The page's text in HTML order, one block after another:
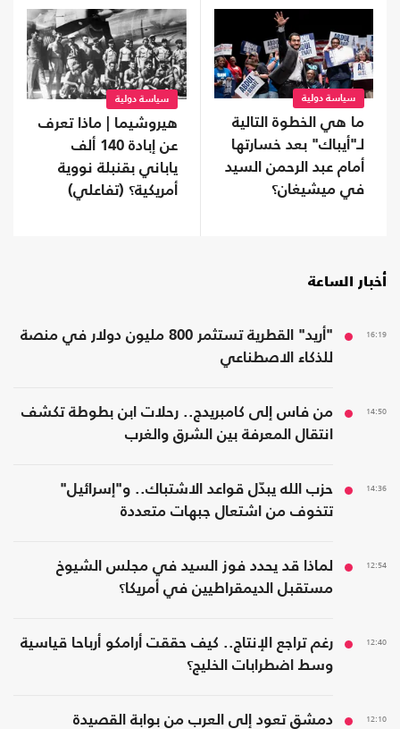
سياسة دولية
ما هي الخطوة التالية
لـ"أيباك" بعد خسارتها
أمام عبد الرحمن السيد
في ميشيغان؟
سياسة دولية
هيروشيما | ماذا تعرف
عن إبادة 140 ألف
ياباني بقنبلة نووية
أمريكية؟ (تفاعلي)
أخبار الساعة
16:19
"أريد" القطرية تستثمر 800 مليون دولار في منصة
للذكاء الاصطناعي
14:50
من فاس إلى كامبريدج.. رحلات ابن بطوطة تكشف
انتقال المعرفة بين الشرق والغرب
14:36
حزب الله يبدّل قواعد الاشتباك.. و"إسرائيل"
تتخوف من اشتعال جبهات متعددة
12:54
لماذا قد يحدد فوز السيد في مجلس الشيوخ
مستقبل الديمقراطيين في أمريكا؟
12:40
رغم تراجع الإنتاج.. كيف حققت أرامكو أرباحا قياسية
وسط اضطرابات الخليج؟
12:10 دمشق تعود إلى العرب من بوابة القصيدة